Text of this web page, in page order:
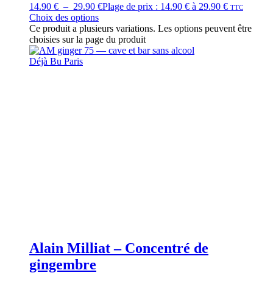
14.90 € – 29.90 €Plage de prix : 14.90 € à 29.90 € TTC
Choix des options
Ce produit a plusieurs variations. Les options peuvent être
choisies sur la page du produit
Alain Milliat – Concentré de
gingembre